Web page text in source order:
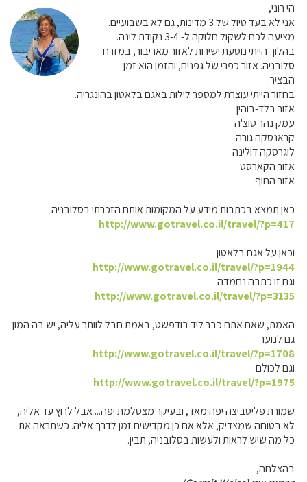
הי רוני,
אני לא בעד טיול של 3 מדינות, גם לא בשבועיים.
מציעה לכם לשקול חלוקה ל- 3-4 נקודת לינה.
בהלוך הייתי נוסעת ישירות לאזור מאריבור, במזרח
סלובניה. אזור כפרי של גפנים, והזמן הוא זמן
הבציר.
בחזור הייתי עוצרת למספר לילות באגם בלאטון בהונגריה.
אזור בלד-בוהין
עמק נהר סוצ'ה
קראנסקה גורה
לוגרסקה דולינה
אזור הקארסט
אזור החוף
כאן תמצא בכתבות מידע על המקומות אותם הזכרתי בסלובניה
http://www.gotravel.co.il/travel/?p=417
וכאן על אגם בלאטון
http://www.gotravel.co.il/travel/?p=1944
וגם זו כתבה נחמדה
http://www.gotravel.co.il/travel/?p=3135
האמת, שאם אתם כבר ליד בודפשט, באמת חבל לוותר עליה, יש בה המון
גם לנוער
http://www.gotravel.co.il/travel/?p=1708
וגם לכולם
http://www.gotravel.co.il/travel/?p=1975
שמורת פליטביצה יפה מאד, ובעיקר מצטלמת יפה... אבל לרוץ עד אליה,
לא בטוחה שמצדיק, אלא אם כן מקדישים זמן לדרך אליה. כשתראה את
כל מה שיש לראות ולעשות בסלובניה, תבין.
בהצלחה,